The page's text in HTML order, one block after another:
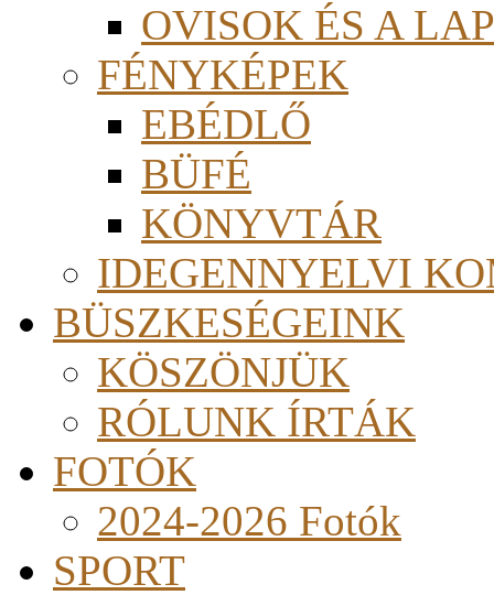
OVISOK ÉS A
FÉNYKÉPEK
EBÉDLŐ
BÜFÉ
KÖNYVTÁR
IDEGENNYELVI
BÜSZKESÉGEINK
KÖSZÖNJÜK
RÓLUNK ÍRTÁK
FOTÓK
2024-2026 Fotók
SPORT